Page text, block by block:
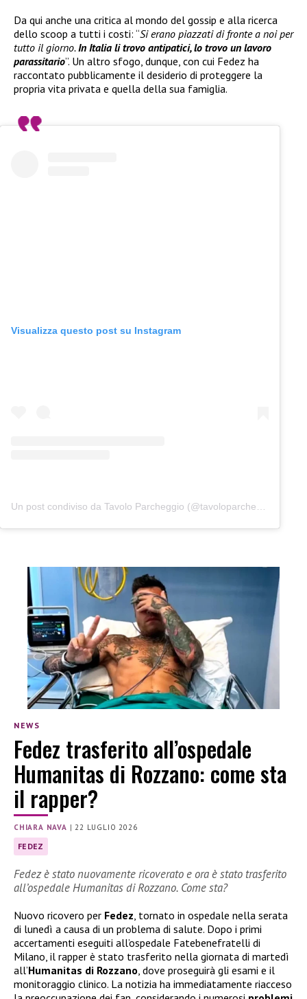
Da qui anche una critica al mondo del gossip e alla ricerca
dello scoop a tutti i costi: “Si erano piazzati di fronte a noi per
tutto il giorno.In Italia li trovo antipatici, lo trovo un lavoro
parassitario”. Un altro sfogo, dunque, con cui Fedez ha
raccontato pubblicamente il desiderio di proteggere la
propria vita privata e quella della sua famiglia.
Visualizza questo post su Instagram
NEWS
Fedez trasferito all’ospedale
Humanitas di Rozzano: come sta
il rapper?
CHIARA NAVA |22 LUGLIO 2026
FEDEZ
Fedez è stato nuovamente ricoverato e ora è stato trasferito
all’ospedale Humanitas di Rozzano. Come sta?
Nuovo ricovero per Fedez, tornato in ospedale nella serata
di lunedì a causa di un problema di salute. Dopo i primi
accertamenti eseguiti all’ospedale Fatebenefratelli di
Milano, il rapper è stato trasferito nella giornata di martedì
all’Humanitas di Rozzano, dove proseguirà gli esami e il
monitoraggio clinico. La notizia ha immediatamente riacceso